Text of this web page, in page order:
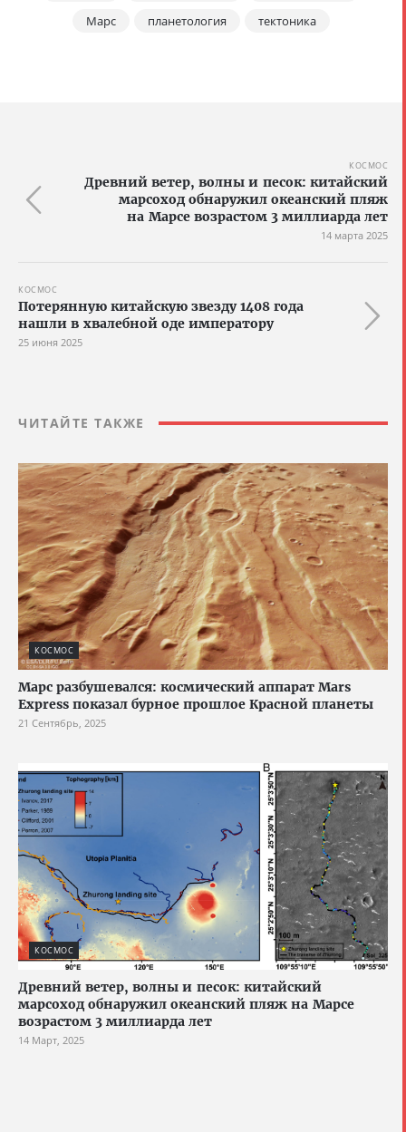
Марс
планетология тектоника
КОСМОС
Древний ветер, волны и песок: китайский
марсоход обнаружил океанский пляж
на Марсе возрастом 3 миллиарда лет
14 марта 2025
КОСМОС
Потерянную китайскую звезду 1408 года
нашли в хвалебной оде императору
25 июня 2025
ЧИТАЙТЕ ТАКЖЕ
КОСМОС
Марс разбушевался: космический аппарат Mars
Express показал бурное прошлое Красной планеты
21 Сентябрь, 2025
КОСМОС
Древний ветер, волны и песок: китайский
марсоход обнаружил океанский пляж на Марсе
возрастом 3 миллиарда лет
14 Март, 2025